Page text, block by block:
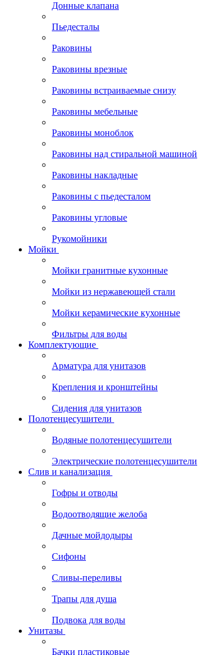
Донные клапана
Пьедесталы
Раковины
Раковины врезные
Раковины встраиваемые снизу
Раковины мебельные
Раковины моноблок
Раковины над стиральной машиной
Раковины накладные
Раковины с пьедесталом
Раковины угловые
Рукомойники
Мойки
Мойки гранитные кухонные
Мойки из нержавеющей стали
Мойки керамические кухонные
Фильтры для воды
Комплектующие
Арматура для унитазов
Крепления и кронштейны
Сидения для унитазов
Полотенцесушители
Водяные полотенцесушители
Электрические полотенцесушители
Слив и канализация
Гофры и отводы
Водоотводящие желоба
Дачные мойдодыры
Сифоны
Сливы-переливы
Трапы для душа
Подвока для воды
Унитазы
Бачки пластиковые